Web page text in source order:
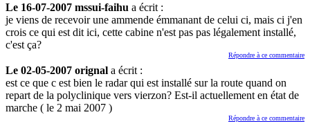
Le 16-07-2007 mssui-faihu a écrit :
je viens de recevoir une ammende émmanant de celui ci, mais ci j'en
crois ce qui est dit ici, cette cabine n'est pas pas légalement installé,
c'est ça?
Répondre à ce commentaire
Le 02-05-2007 orignal a écrit :
est ce que c est bien le radar qui est installé sur la route quand on
repart de la polyclinique vers vierzon? Est-il actuellement en état de
marche ( le 2 mai 2007 )
Répondre à ce commentaire